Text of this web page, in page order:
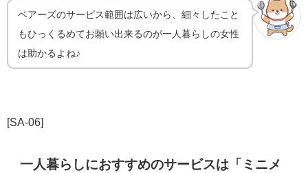
ベアーズのサービス範囲は広いから、細々したこと
もひっくるめてお願い出来るのが一人暮らしの女性
は助かるよね♪
[SA-06]
一人暮らしにおすすめのサービスは「ミニメ